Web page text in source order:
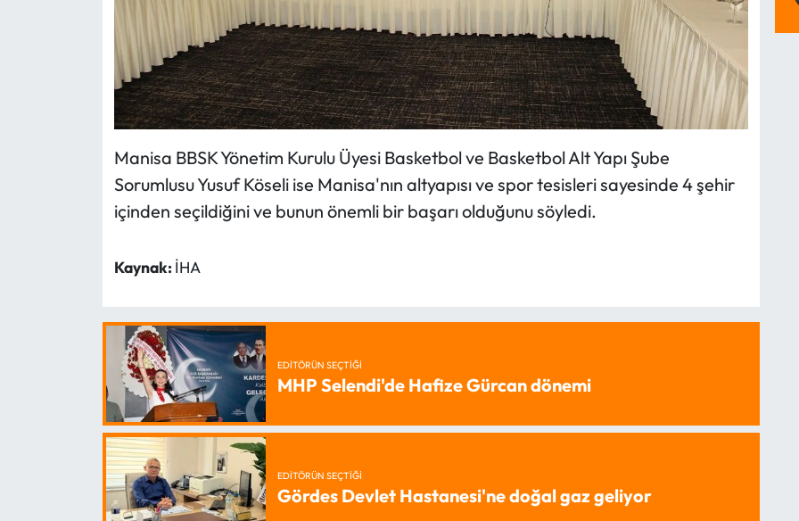
Manisa BBSK Yönetim Kurulu Üyesi Basketbol ve Basketbol Alt Yapı Şube
Sorumlusu Yusuf Köseli ise Manisa'nın altyapısı ve spor tesisleri sayesinde 4 şehir
içinden seçildiğini ve bunun önemli bir başarı olduğunu söyledi.
Kaynak: İHA
EDITÖRÜN SEÇTIĞI
MHP Selendi'de Hafize Gürcan dönemi
EDITÖRÜN SEÇTIĞI
Gördes Devlet Hastanesi'ne doğal gaz geliyor